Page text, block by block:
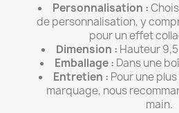
Personnalisation :
de personnalisation, y
pour un effet
Dimension : Hauteur
Emballage : Dans une
Entretien : Pour une
marquage, nous
main.